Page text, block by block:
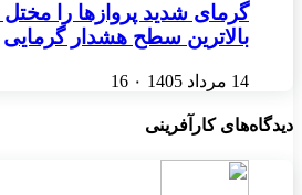
گرمای شدید پروازها را مختل
بالاترین سطح هشدار گرمایی
14 مرداد 1405 ۰ 16
دیدگاه‌های کارآفرینی